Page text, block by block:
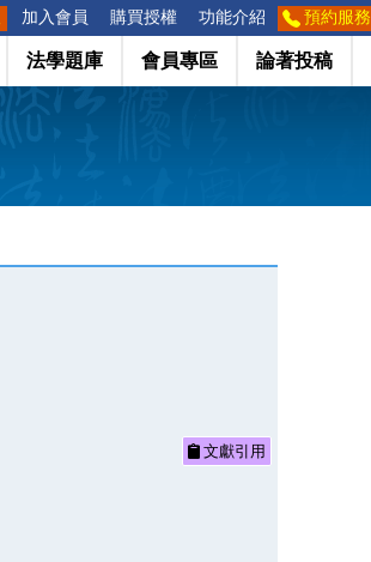
加入會員 購買授權 功能介紹 預約服務
法學題庫 會員專區 論著投稿
文獻引用